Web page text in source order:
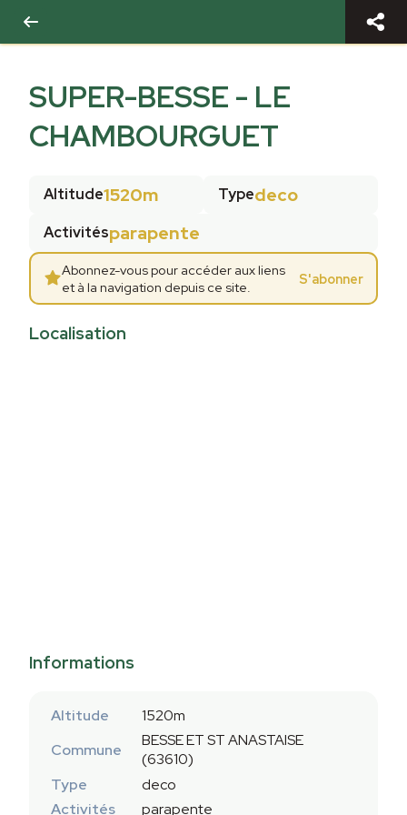
SUPER-BESSE - LE
CHAMBOURGUET
Altitude1520m Typedeco
Activitésparapente
Abonnez-vous pour accéder aux liens
et à la navigation depuis ce site.
S'abonner
Localisation
Informations
Altitude
1520m
Commune
BESSE ET ST ANASTAISE
(63610)
Type
deco
Activités
parapente